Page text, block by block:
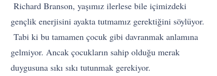
Richard Branson, yaşımız ilerlese bile içimizdeki
gençlik enerjisini ayakta tutmamız gerektiğini söylüyor.
Tabi ki bu tamamen çocuk gibi davranmak anlamına
gelmiyor. Ancak çocukların sahip olduğu merak
duygusuna sıkı sıkı tutunmak gerekiyor.